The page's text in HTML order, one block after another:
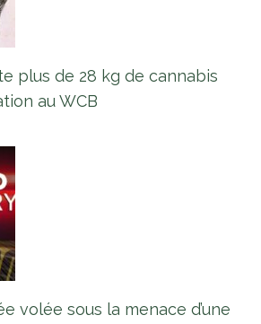
plus de 28 kg de cannabis
au WCB
volée sous la menace d’une